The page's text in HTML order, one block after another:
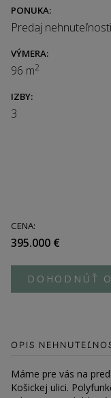
PONUKA:
Predaj nehnuteľnosti
VÝMERA:
96 m2
IZBY:
3
CENA:
395.000 €
DOHODNÚŤ
OPIS
Máme pre vás na
Košickej ulici.